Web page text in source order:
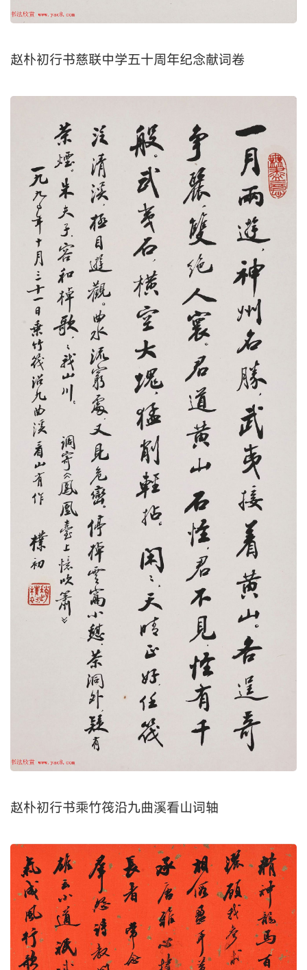
赵朴初行书慈联中学五十周年纪念献词卷
赵朴初行书乘竹筏沿九曲溪看山词轴